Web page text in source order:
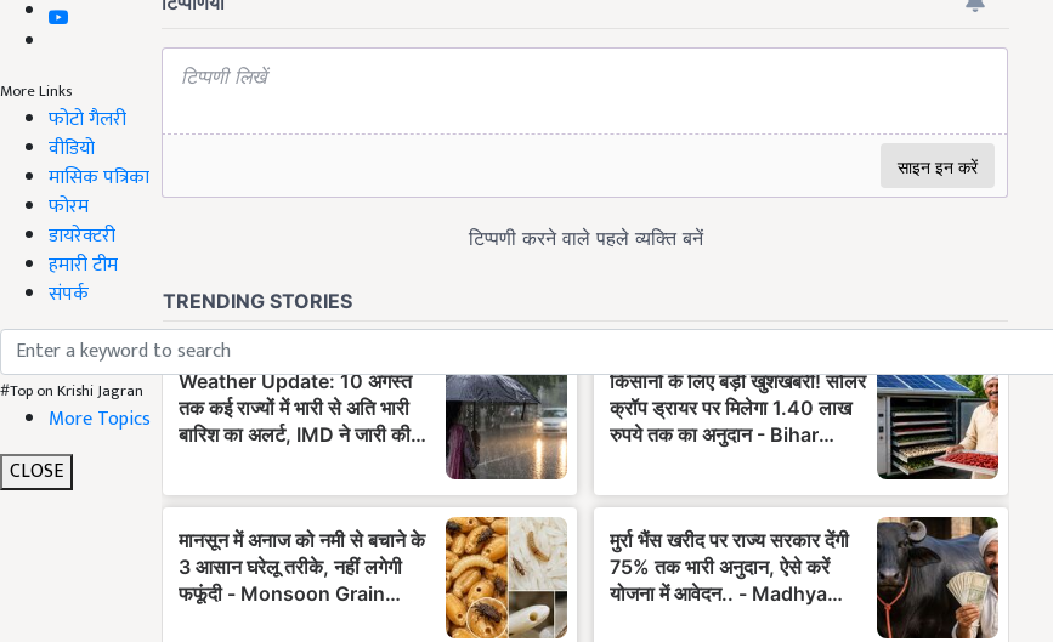
More Links
फोटो गैलरी
वीडियो
मासिक पत्रिका
फोरम
डायरेक्टरी
हमारी टीम
संपर्क
#Top on Krishi Jagran
More Topics
CLOSE